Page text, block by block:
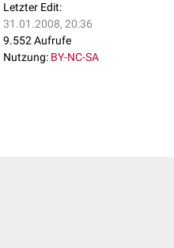
Letzter Edit:
31.01.2008, 20:36
9.552 Aufrufe
Nutzung: BY-NC-SA